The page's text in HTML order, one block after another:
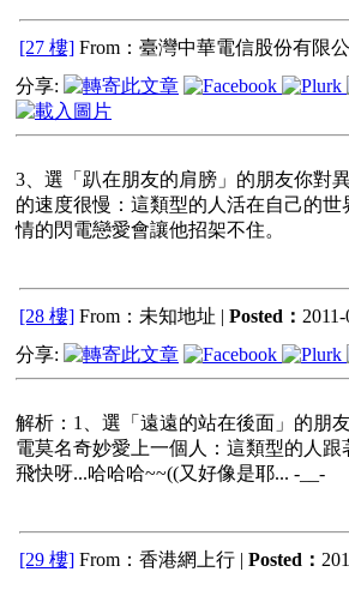
[27 樓] From：臺灣中華電信股份有限
分享:
3、選「趴在朋友的肩膀」的朋友你對
的速度很慢：這類型的人活在自己的
情的閃電戀愛會讓他招架不住。
[28 樓] From：未知地址 | Posted：
分享:
解析：1、選「遠遠的站在後面」的朋
電莫名奇妙愛上一個人：這類型的人
飛快呀...哈哈哈~~((又好像是耶... -__-
[29 樓] From：香港網上行 | Posted：